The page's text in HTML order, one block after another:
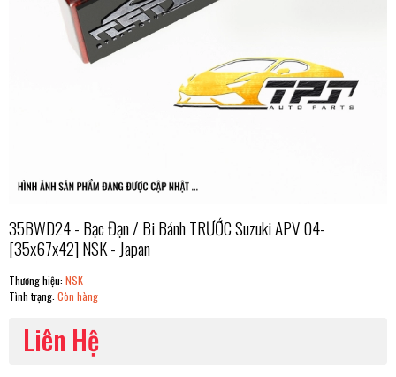
35BWD24 - Bạc Đạn / Bi Bánh TRƯỚC Suzuki APV 04-
[35x67x42] NSK - Japan
Thương hiệu: NSK
Tình trạng: Còn hàng
Liên Hệ